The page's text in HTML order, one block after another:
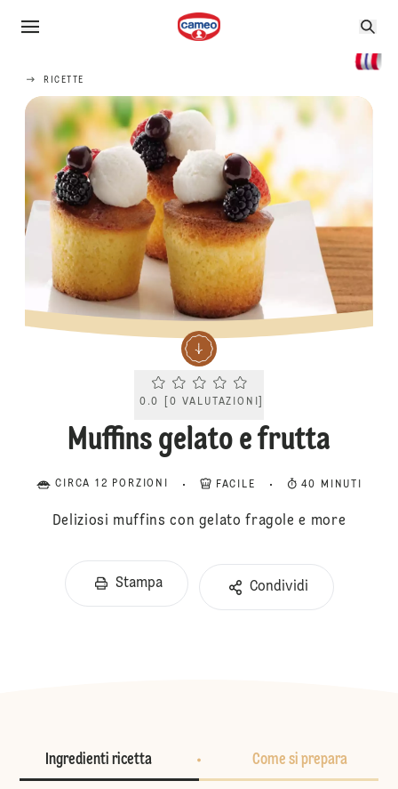
RICETTE
Current rating 0.0. Click to rate.
0.0 0 VALUTAZIONI
Muffins gelato e frutta
CIRCA 12 PORZIONI FACILE 40 MINUTI
Deliziosi muffins con gelato fragole e more
Stampa Condividi
Ingredienti ricetta Come si prepara